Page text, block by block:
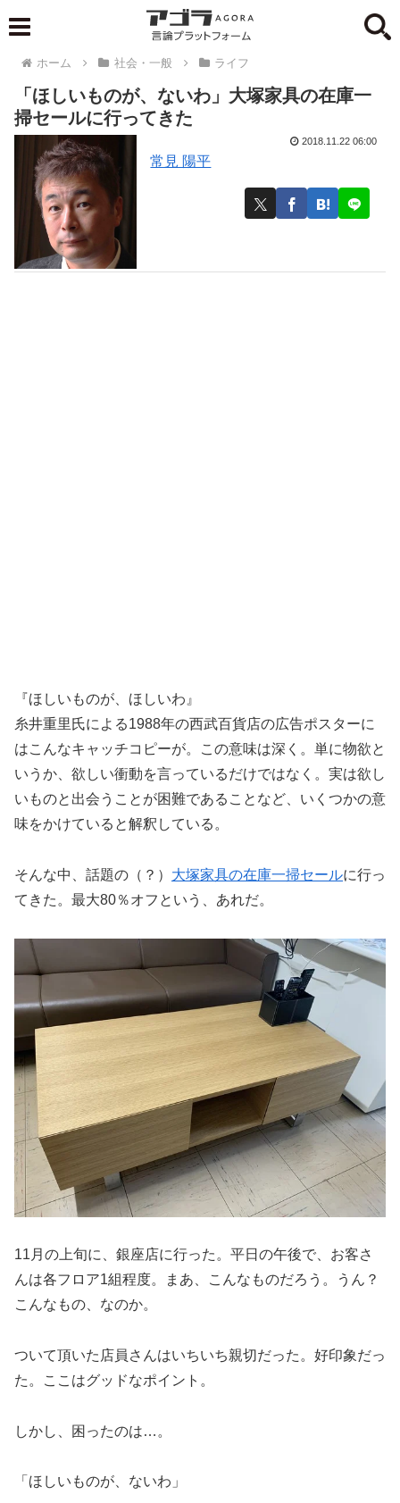
ホーム 社会・一般 ライフ
「ほしいものが、ないわ」大塚家具の在庫一
掃セールに行ってきた
常見 陽平
2018.11.22 06:00
『ほしいものが、ほしいわ』
糸井重里氏による1988年の西武百貨店の広告ポスターに
はこんなキャッチコピーが。この意味は深く。単に物欲と
いうか、欲しい衝動を言っているだけではなく。実は欲し
いものと出会うことが困難であることなど、いくつかの意
味をかけていると解釈している。
そんな中、話題の（？） 大塚家具の在庫一掃セールに行っ
てきた。最大80％オフという、あれだ。
11月の上旬に、銀座店に行った。平日の午後で、お客さ
んは各フロア1組程度。まあ、こんなものだろう。うん？
こんなもの、なのか。
ついて頂いた店員さんはいちいち親切だった。好印象だっ
た。ここはグッドなポイント。
しかし、困ったのは…。
「ほしいものが、ないわ」